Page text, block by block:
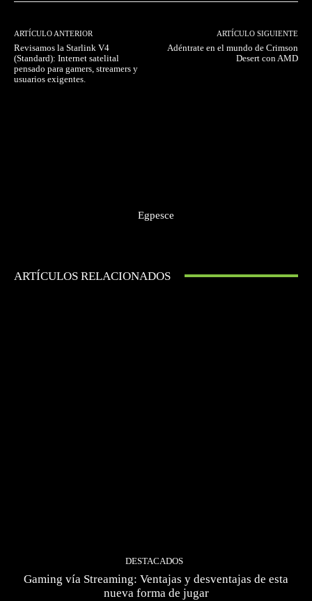
ARTÍCULO ANTERIOR
Revisamos la Starlink V4
(Standard): Internet satelital
pensado para gamers, streamers y
usuarios exigentes.
ARTÍCULO SIGUIENTE
Adéntrate en el mundo de Crimson
Desert con AMD
Egpesce
ARTÍCULOS RELACIONADOS
DESTACADOS
Gaming vía Streaming: Ventajas y desventajas de esta
nueva forma de jugar